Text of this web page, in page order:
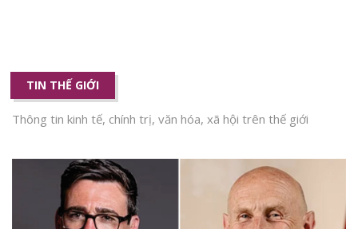
TIN THẾ GIỚI
Thông tin kinh tế, chính trị, văn hóa, xã hội trên thế giới